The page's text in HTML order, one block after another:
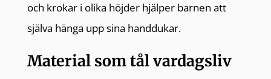
och krokar i olika höjder hjälper barnen att
själva hänga upp sina handdukar.
Material som tål vardagsliv